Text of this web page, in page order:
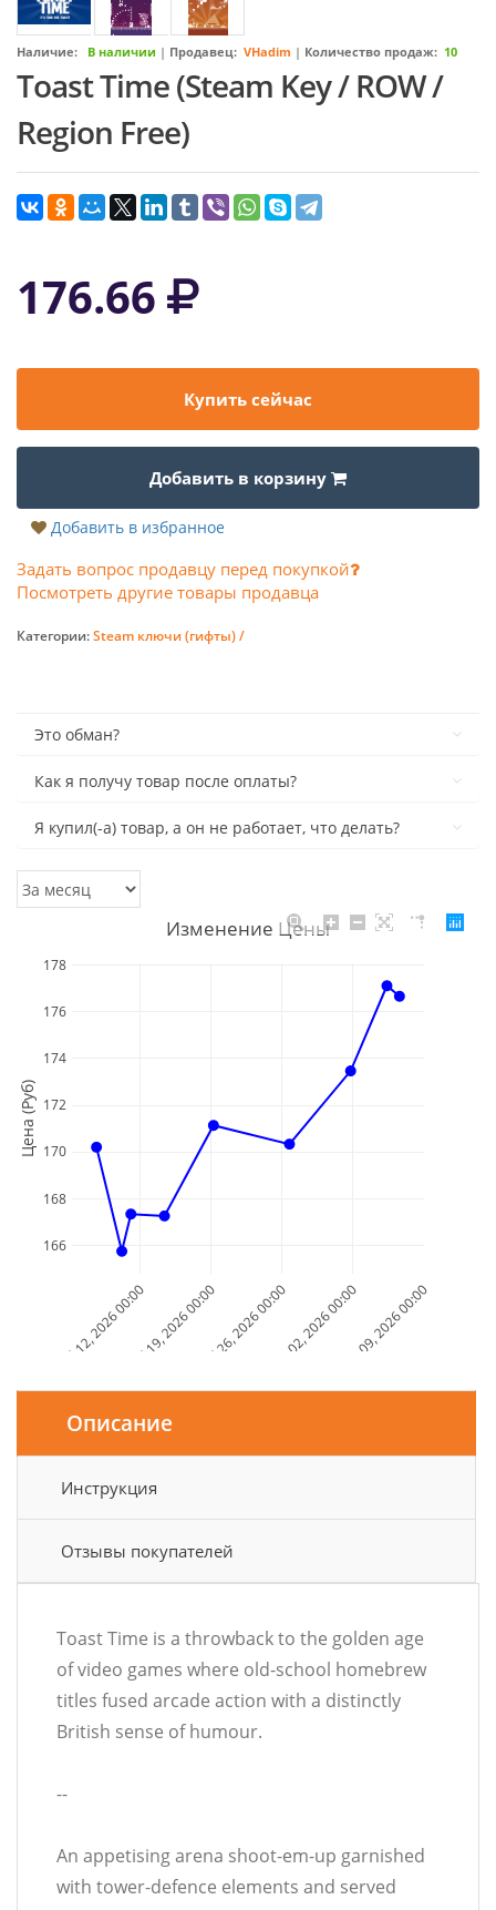
Наличие: В наличии | Продавец: VHadim | Количество продаж: 10
Toast Time (Steam Key / ROW /
Region Free)
176.66
Купить сейчас
Добавить в корзину
Добавить в избранное
Задать вопрос продавцу перед покупкой
Посмотреть другие товары продавца
Категории:Steam ключи (гифты) /
Это обман?
Как я получу товар после оплаты?
Я купил(-а) товар, а он не работает, что делать?
Jul 12, 2026 00:00Jul 19, 2026 00:00Jul 26, 2026 00:00Aug 02, 2026 00:00Aug 09, 2026 00:00
166
168
170
172
174
176
178
Изменение Цены
Дата и Время
Цена (Руб)
Описание
Инструкция
Отзывы покупателей
Toast Time is a throwback to the golden age
of video games where old-school homebrew
titles fused arcade action with a distinctly
British sense of humour.
--
An appetising arena shoot-em-up garnished
with tower-defence elements and served